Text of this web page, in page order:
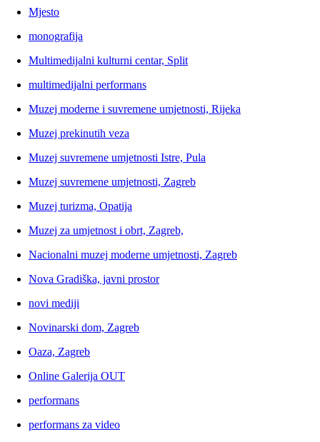
Mjesto
monografija
Multimedijalni kulturni centar, Split
multimedijalni performans
Muzej moderne i suvremene umjetnosti, Rijeka
Muzej prekinutih veza
Muzej suvremene umjetnosti Istre, Pula
Muzej suvremene umjetnosti, Zagreb
Muzej turizma, Opatija
Muzej za umjetnost i obrt, Zagreb,
Nacionalni muzej moderne umjetnosti, Zagreb
Nova Gradiška, javni prostor
novi mediji
Novinarski dom, Zagreb
Oaza, Zagreb
Online Galerija OUT
performans
performans za video